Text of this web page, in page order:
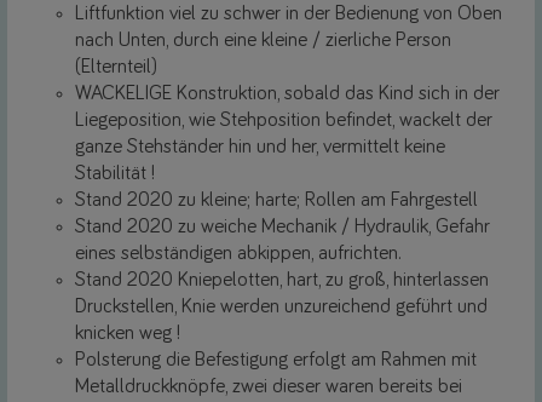
Liftfunktion viel zu schwer in der Bedienung von Oben
nach Unten, durch eine kleine / zierliche Person
(Elternteil)
WACKELIGE Konstruktion, sobald das Kind sich in der
Liegeposition, wie Stehposition befindet, wackelt der
ganze Stehständer hin und her, vermittelt keine
Stabilität !
Stand 2020 zu kleine; harte; Rollen am Fahrgestell
Stand 2020 zu weiche Mechanik / Hydraulik, Gefahr
eines selbständigen abkippen, aufrichten.
Stand 2020 Kniepelotten, hart, zu groß, hinterlassen
Druckstellen, Knie werden unzureichend geführt und
knicken weg !
Polsterung die Befestigung erfolgt am Rahmen mit
Metalldruckknöpfe, zwei dieser waren bereits bei